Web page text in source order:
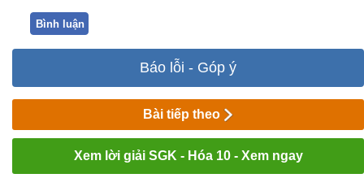
Bình luận
Báo lỗi - Góp ý
Bài tiếp theo
Xem lời giải SGK - Hóa 10 - Xem ngay